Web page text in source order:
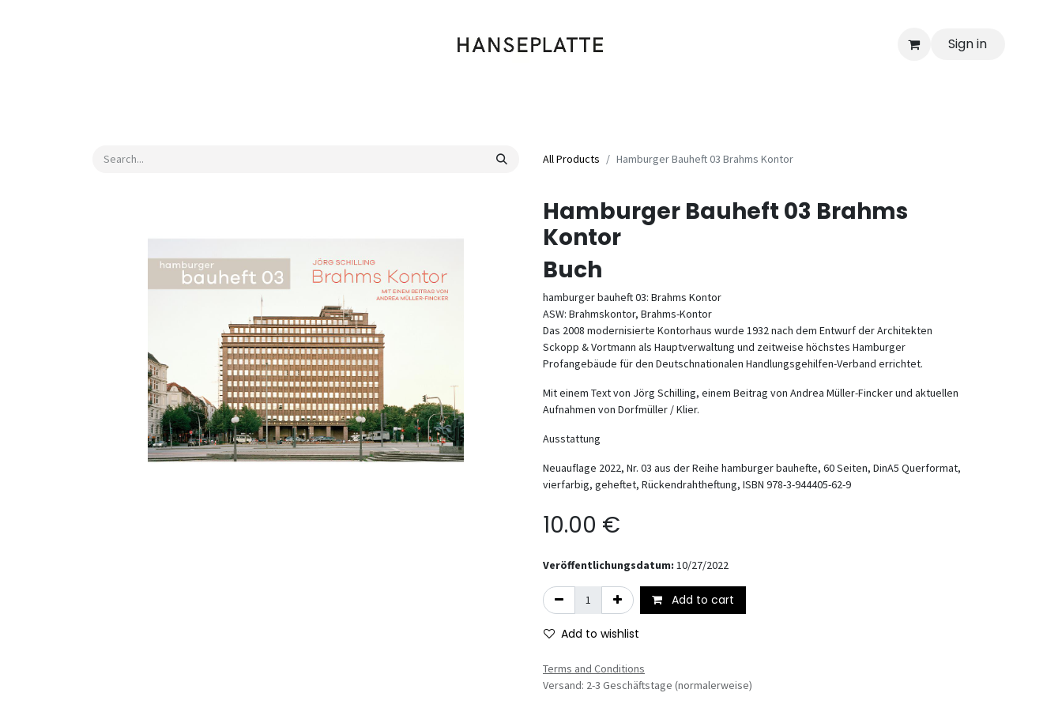
Sign in
All Products Hamburger Bauheft 03 Brahms Kontor
Hamburger Bauheft 03 Brahms
Kontor
Buch
hamburger bauheft 03: Brahms Kontor
ASW: Brahmskontor, Brahms-Kontor
Das 2008 modernisierte Kontorhaus wurde 1932 nach dem Entwurf der Architekten
Sckopp & Vortmann als Hauptverwaltung und zeitweise höchstes Hamburger
Profangebäude für den Deutschnationalen Handlungsgehilfen-Verband errichtet.
Mit einem Text von Jörg Schilling, einem Beitrag von Andrea Müller-Fincker und aktuellen
Aufnahmen von Dorfmüller / Klier.
Ausstattung
Neuauflage 2022, Nr. 03 aus der Reihe hamburger bauhefte, 60 Seiten, DinA5 Querformat,
vierfarbig, geheftet, Rückendrahtheftung, ISBN 978-3-944405-62-9
10.00 €
Veröffentlichungsdatum: 10/27/2022
Add to cart
Add to wishlist
Terms and Conditions
Versand: 2-3 Geschäftstage (normalerweise)